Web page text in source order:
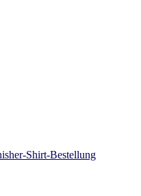
Shirt-Bestellung